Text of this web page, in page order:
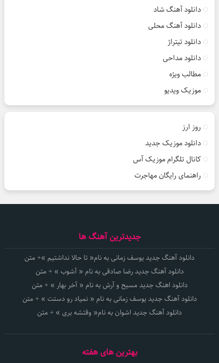
دانلود آهنگ شاد
دانلود آهنگ محلی
دانلود تیتراژ
دانلود مداحی
مطالب ویژه
موزیک ویدیو
روز ارز
دانلود موزیک جدید
کانال تلگرام موزیک آس
راهنمای رایگان مهاجرت
جدیدترین آهنگ ها
دانلود آهنگ جدید یوسف زمانی به نام« تا حالا نداشتیم »+ متن
دانلود آهنگ جدید رضا صادقی به نام « آشوب » + متن
دانلود اهنگ جدید مسیح و آرش به نام « آخر بهار » + متن
دانلود آهنگ جدید یوسف زمانی به نام « نمیاد رو دستت » + متن
دانلود آهنگ جدید اشوان به نام« وقتشه بری » + متن
بهترین های هفته